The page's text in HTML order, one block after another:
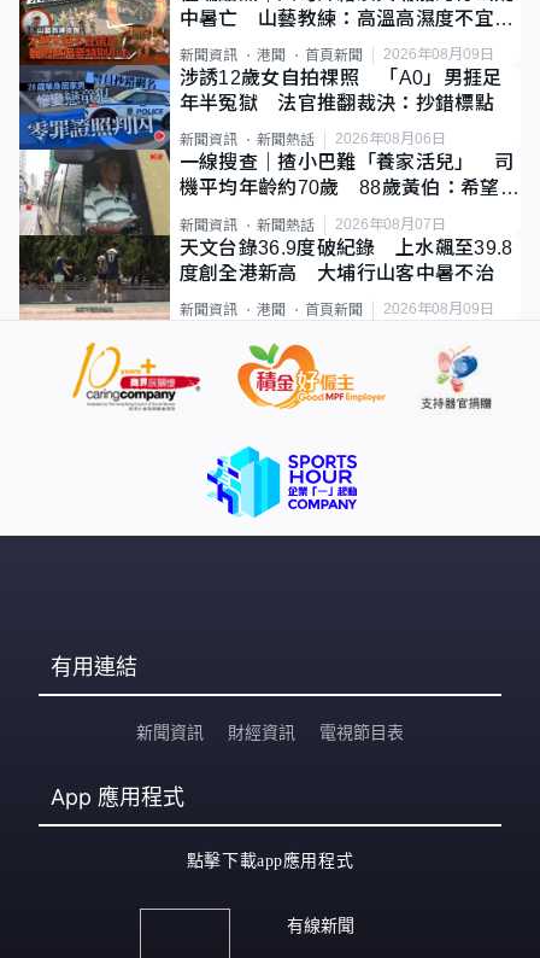
中暑亡 山藝教練：高溫高濕度不宜遠
足
新聞資訊 港聞 首頁新聞 2026年08月09日
涉誘12歲女自拍祼照 「A0」男捱足
年半冤獄 法官推翻裁決：抄錯標點
新聞資訊 新聞熱話 2026年08月06日
一線搜查｜揸小巴難「養家活兒」 司
機平均年齡約70歲 88歲黃伯：希望一
直揸落去
新聞資訊 新聞熱話 2026年08月07日
天文台錄36.9度破紀錄 上水飆至39.8
度創全港新高 大埔行山客中暑不治
新聞資訊 港聞 首頁新聞 2026年08月09日
有用連結
新聞資訊 財經資訊 電視節目表
App 應用程式
點擊下載app應用程式
有線新聞